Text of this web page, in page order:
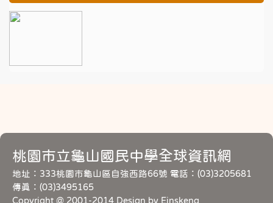
桃園市立龜山國民中學全球資訊網
地址：333桃園市龜山區自強西路66號 電話：(03)3205681
傳真：(03)3495165
Copyright @ 2001-2014 Design by Einskeng